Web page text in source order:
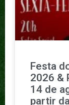
Festa
2026 &
14 de
partir